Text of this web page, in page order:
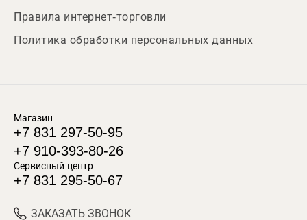
Правила интернет-торговли
Политика обработки персональных данных
Магазин
+7 831 297-50-95
+7 910-393-80-26
Сервисный центр
+7 831 295-50-67
ЗАКАЗАТЬ ЗВОНОК